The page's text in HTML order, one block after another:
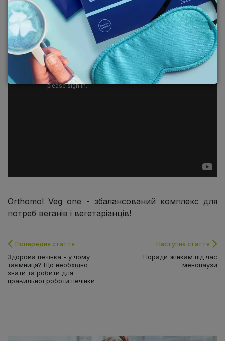
Orthomol Veg one - збалансований комплекс для
потреб веганів і вегетаріанців!
Попередня стаття
Здорова печінка - у чому
таємниця? Що необхідно
знати та робити для
правильної роботи печінки
Наступна стаття
Поради жінкам під час
менопаузи